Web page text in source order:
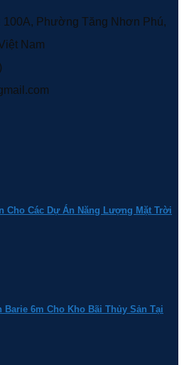
Phường Tăng Nhơn Phú,
Nam
Cho Các Dự Án Năng Lượng Mặt Trời
Barie 6m Cho Kho Bãi Thủy Sản Tại